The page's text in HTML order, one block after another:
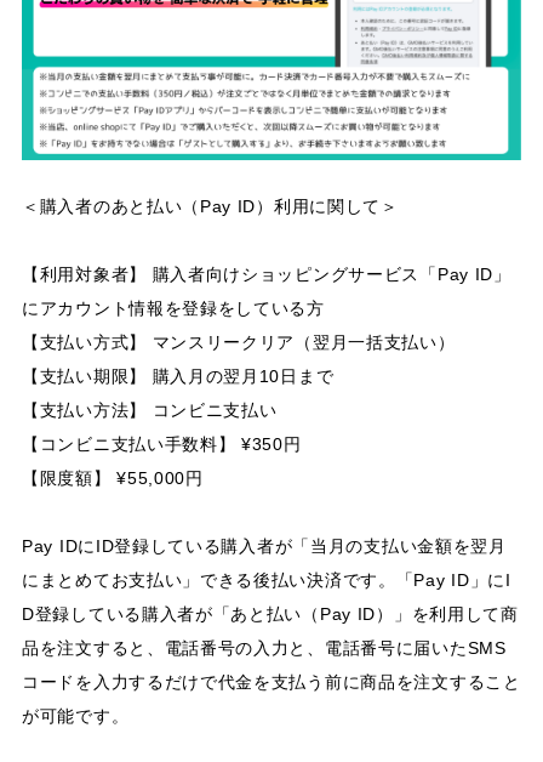
＜購入者のあと払い（Pay ID）利用に関して＞
【利用対象者】 購入者向けショッピングサービス「Pay ID」
にアカウント情報を登録をしている方
【支払い方式】 マンスリークリア（翌月一括支払い）
【支払い期限】 購入月の翌月10日まで
【支払い方法】 コンビニ支払い
【コンビニ支払い手数料】 ¥350円
【限度額】 ¥55,000円
Pay IDにID登録している購入者が「当月の支払い金額を翌月
にまとめてお支払い」できる後払い決済です。「Pay ID」にI
D登録している購入者が「あと払い（Pay ID）」を利用して商
品を注文すると、電話番号の入力と、電話番号に届いたSMS
コードを入力するだけで代金を支払う前に商品を注文すること
が可能です。